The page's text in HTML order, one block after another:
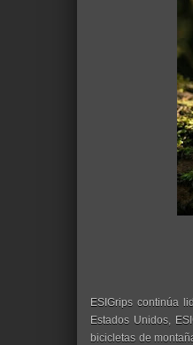
ESIGrips continúa
Estados Unidos,
bicicletas de